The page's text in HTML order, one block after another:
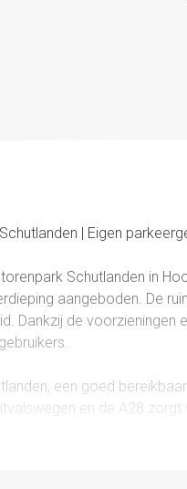
| Eigen
Schutlanden in
aangeboden. De
Dankzij de voorzieningen
een goed
en de A28